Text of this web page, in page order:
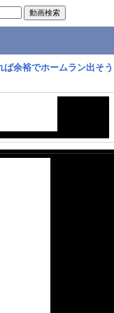
ば余裕でホームラン出そう